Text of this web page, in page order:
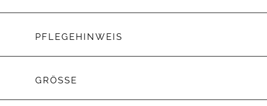
PFLEGEHINWEIS
GRÖSSE